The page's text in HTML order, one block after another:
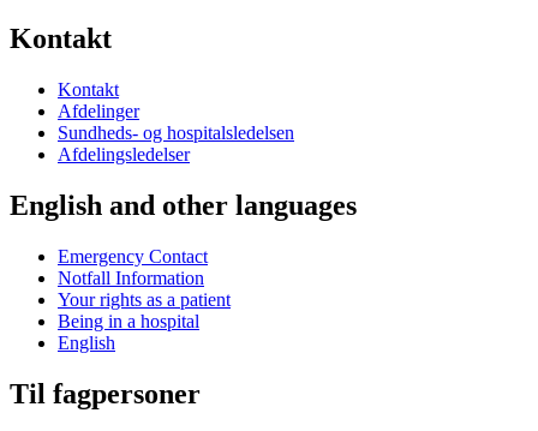
Kontakt
Kontakt
Afdelinger
Sundheds- og hospitalsledelsen
Afdelingsledelser
English and other languages
Emergency Contact
Notfall Information
Your rights as a patient
Being in a hospital
English
Til fagpersoner